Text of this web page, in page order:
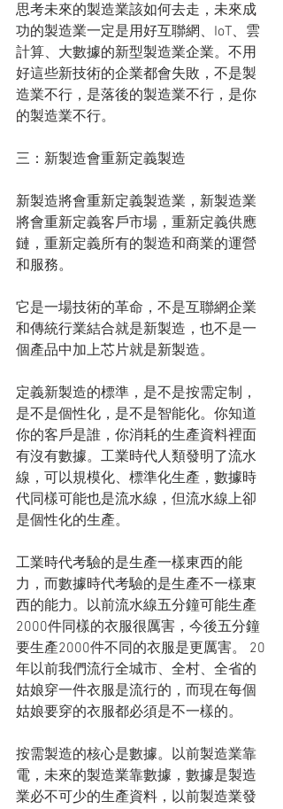
思考未來的製造業該如何去走，未來成
功的製造業一定是用好互聯網、IoT、雲
計算、大數據的新型製造業企業。不用
好這些新技術的企業都會失敗，不是製
造業不行，是落後的製造業不行，是你
的製造業不行。
三：新製造會重新定義製造
新製造將會重新定義製造業，新製造業
將會重新定義客戶市場，重新定義供應
鏈，重新定義所有的製造和商業的運營
和服務。
它是一場技術的革命，不是互聯網企業
和傳統行業結合就是新製造，也不是一
個產品中加上芯片就是新製造。
定義新製造的標準，是不是按需定制，
是不是個性化，是不是智能化。你知道
你的客戶是誰，你消耗的生產資料裡面
有沒有數據。工業時代人類發明了流水
線，可以規模化、標準化生產，數據時
代同樣可能也是流水線，但流水線上卻
是個性化的生產。
工業時代考驗的是生產一樣東西的能
力，而數據時代考驗的是生產不一樣東
西的能力。以前流水線五分鐘可能生產
2000件同樣的衣服很厲害，今後五分鐘
要生產2000件不同的衣服是更厲害。 20
年以前我們流行全城市、全村、全省的
姑娘穿一件衣服是流行的，而現在每個
姑娘要穿的衣服都必須是不一樣的。
按需製造的核心是數據。以前製造業靠
電，未來的製造業靠數據，數據是製造
業必不可少的生產資料，以前製造業發